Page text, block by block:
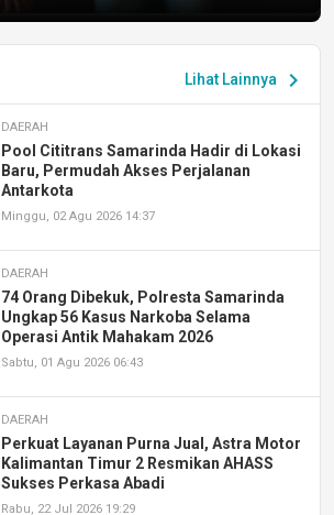
Lihat Lainnya chevron_right
DAERAH
Pool Cititrans Samarinda Hadir di Lokasi
Baru, Permudah Akses Perjalanan
Antarkota
Minggu, 02 Agu 2026 14:37
DAERAH
74 Orang Dibekuk, Polresta Samarinda
Ungkap 56 Kasus Narkoba Selama
Operasi Antik Mahakam 2026
Sabtu, 01 Agu 2026 06:43
DAERAH
Perkuat Layanan Purna Jual, Astra Motor
Kalimantan Timur 2 Resmikan AHASS
Sukses Perkasa Abadi
Rabu, 22 Jul 2026 19:29